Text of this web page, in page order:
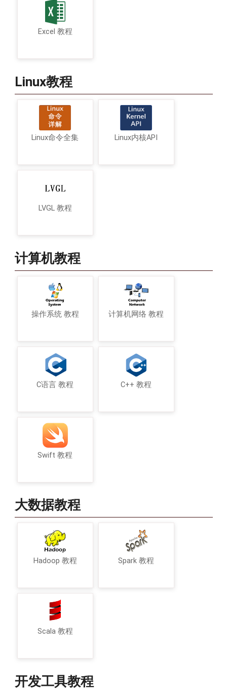
Excel 教程
Linux教程
Linux命令全集 Linux内核API
LVGL 教程
计算机教程
操作系统 教程 计算机网络 教程
C语言 教程 C++ 教程
Swift 教程
大数据教程
Hadoop 教程 Spark 教程
Scala 教程
开发工具教程